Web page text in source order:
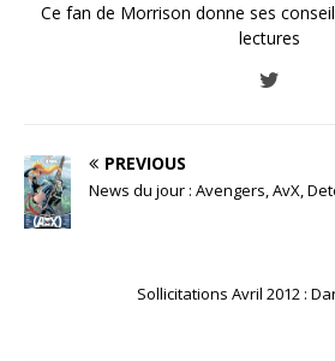
Ce fan de Morrison donne ses
lectures
PREVIOUS
News du jour : Avengers, AvX,
Sollicitations Avril 2012 :